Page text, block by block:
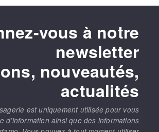
vous à notre
newsletter
nouveautés,
actualités
est uniquement utilisée pour vous
d’information ainsi que des informations